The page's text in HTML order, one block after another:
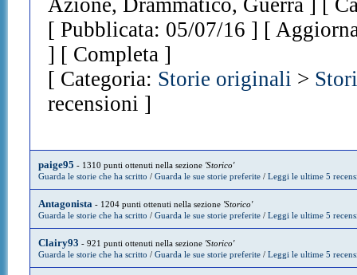
Azione, Drammatico, Guerra ] [
[ Pubblicata: 05/07/16 ] [
] [ Completa ]
[ Categoria: Storie originali >
recensioni ]
paige95 - 1310 punti ottenuti nella sezione 'Storico'
Guarda le storie che ha scritto / Guarda le sue storie preferite/ Leggi le ultime 5
Antagonista - 1204 punti ottenuti nella sezione 'Storico'
Guarda le storie che ha scritto / Guarda le sue storie preferite/ Leggi le ultime 5
Clairy93 - 921 punti ottenuti nella sezione 'Storico'
Guarda le storie che ha scritto / Guarda le sue storie preferite/ Leggi le ultime 5